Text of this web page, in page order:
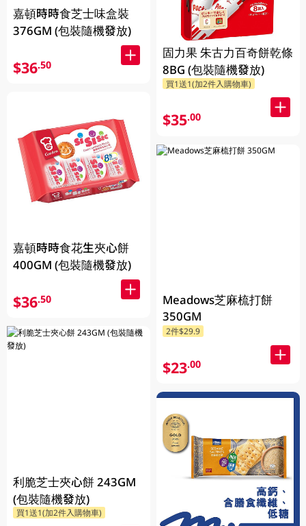
嘉頓時時食芝士味盒裝
376GM (包裝隨機發放)
$36.50
嘉頓時時食花生夾心餅
400GM (包裝隨機發放)
$36.50
利脆芝士夾心餅 243GM
(包裝隨機發放)
買1送1(加2件入購物車)
固力果 朱古力百奇餅乾條
8BG (包裝隨機發放)
買1送1(加2件入購物車)
$35.00
Meadows芝麻梳打餅
350GM
2件$29.9
$23.00